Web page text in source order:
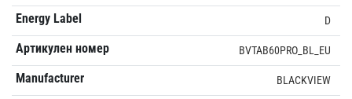
Energy Label D
Артикулен номер BVTAB60PRO_BL_EU
Manufacturer BLACKVIEW